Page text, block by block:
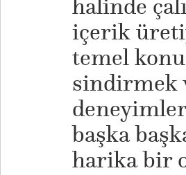
halinde
içerik
temel
sindirmek
başka
harika bir